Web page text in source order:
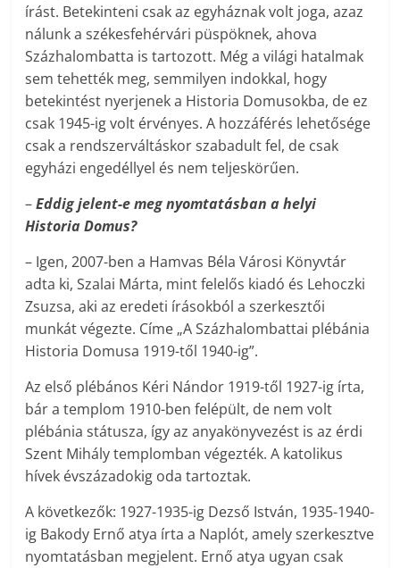
írást. Betekinteni csak az egyháznak volt joga, azaz
nálunk a székesfehérvári püspöknek, ahova
Százhalombatta is tartozott. Még a világi hatalmak
sem tehették meg, semmilyen indokkal, hogy
betekintést nyerjenek a Historia Domusokba, de ez
csak 1945-ig volt érvényes. A hozzáférés lehetősége
csak a rendszerváltáskor szabadult fel, de csak
egyházi engedéllyel és nem teljeskörűen.
–Eddig jelent-e meg nyomtatásban a helyi
Historia Domus?
– Igen, 2007-ben a Hamvas Béla Városi Könyvtár
adta ki, Szalai Márta, mint felelős kiadó és Lehoczki
Zsuzsa, aki az eredeti írásokból a szerkesztői
munkát végezte. Címe „A Százhalombattai plébánia
Historia Domusa 1919-től 1940-ig”.
Az első plébános Kéri Nándor 1919-től 1927-ig írta,
bár a templom 1910-ben felépült, de nem volt
plébánia státusza, így az anyakönyvezést is az érdi
Szent Mihály templomban végezték. A katolikus
hívek évszázadokig oda tartoztak.
A következők: 1927-1935-ig Dezső István, 1935-1940-
ig Bakody Ernő atya írta a Naplót, amely szerkesztve
nyomtatásban megjelent. Ernő atya ugyan csak